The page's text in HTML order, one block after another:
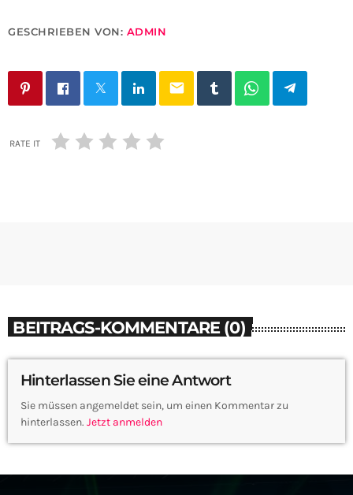
GESCHRIEBEN VON: ADMIN
email
RATE IT
BEITRAGS-KOMMENTARE (0)
Hinterlassen Sie eine Antwort
Sie müssen angemeldet sein, um einen Kommentar zu
hinterlassen. Jetzt anmelden